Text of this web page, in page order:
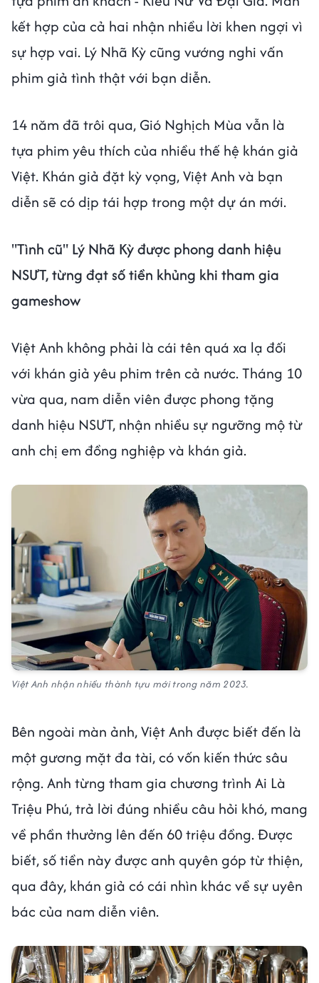
kết hợp của cả hai nhận nhiều lời khen ngợi vì
sự hợp vai. Lý Nhã Kỳ cũng vướng nghi vấn
phim giả tình thật với bạn diễn.
14 năm đã trôi qua, Gió Nghịch Mùa vẫn là
tựa phim yêu thích của nhiều thế hệ khán giả
Việt. Khán giả đặt kỳ vọng, Việt Anh và bạn
diễn sẽ có dịp tái hợp trong một dự án mới.
"Tình cũ" Lý Nhã Kỳ được phong danh hiệu
NSƯT, từng đạt số tiền khủng khi tham gia
gameshow
Việt Anh không phải là cái tên quá xa lạ đối
với khán giả yêu phim trên cả nước. Tháng 10
vừa qua, nam diễn viên được phong tặng
danh hiệu NSƯT, nhận nhiều sự ngưỡng mộ từ
anh chị em đồng nghiệp và khán giả.
Việt Anh nhận nhiều thành tựu mới trong năm 2023.
Bên ngoài màn ảnh, Việt Anh được biết đến là
một gương mặt đa tài, có vốn kiến thức sâu
rộng. Anh từng tham gia chương trình Ai Là
Triệu Phú, trả lời đúng nhiều câu hỏi khó, mang
về phần thưởng lên đến 60 triệu đồng. Được
biết, số tiền này được anh quyên góp từ thiện,
qua đây, khán giả có cái nhìn khác về sự uyên
bác của nam diễn viên.